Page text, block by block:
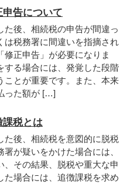
告について
た後、相続税の申告が間違っ
は税務署に間違いを指摘され
修正申告」が必要になりま
する場合には、発覚した段階
ことが重要です。また、本来
った額が […]
税とは
た後、相続税を意図的に脱税
署が疑いをかけた場合には、
、その結果、脱税や重大な申
た場合には、追徴課税を求め